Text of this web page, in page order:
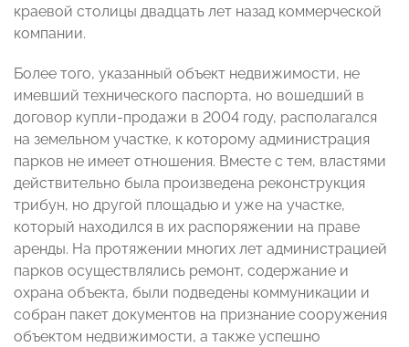
краевой столицы двадцать лет назад коммерческой
компании.
Более того, указанный объект недвижимости, не
имевший технического паспорта, но вошедший в
договор купли-продажи в 2004 году, располагался
на земельном участке, к которому администрация
парков не имеет отношения. Вместе с тем, властями
действительно была произведена реконструкция
трибун, но другой площадью и уже на участке,
который находился в их распоряжении на праве
аренды. На протяжении многих лет администрацией
парков осуществлялись ремонт, содержание и
охрана объекта, были подведены коммуникации и
собран пакет документов на признание сооружения
объектом недвижимости, а также успешно